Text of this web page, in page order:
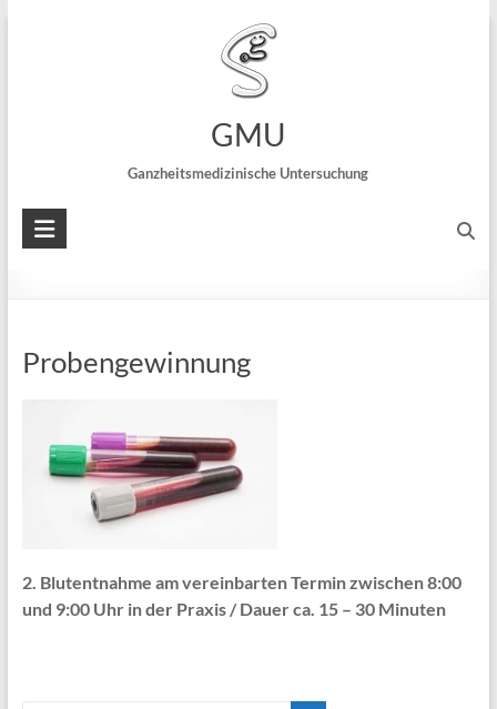
~ Speckweg 22 ~ 68305 Mannheim :::
Leistungen der Ganzheitsmedizin
GMU
Ganzheitsmedizinische Untersuchung
Urinproben
Probengewinnung
2. Blutentnahme am vereinbarten Termin zwischen 8:00
und 9:00 Uhr in der Praxis / Dauer ca. 15 – 30 Minuten